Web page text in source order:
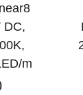
DC,
m